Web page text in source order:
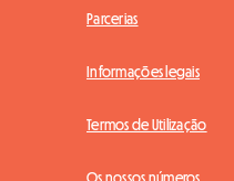
Parcerias
Informações legais
Termos de Utilização
Os nossos números